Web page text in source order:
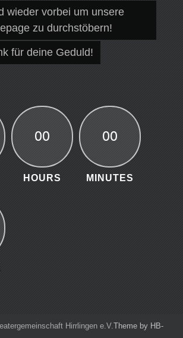
wieder vorbei um unsere
zu durchstöbern!
für deine Geduld!
00
HOURS
00
MINUTES
Hirrlingen e.V.Theme by HB-